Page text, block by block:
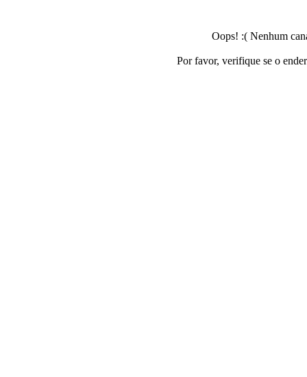
Oops! :( Nenhum
Por favor, verifique se o